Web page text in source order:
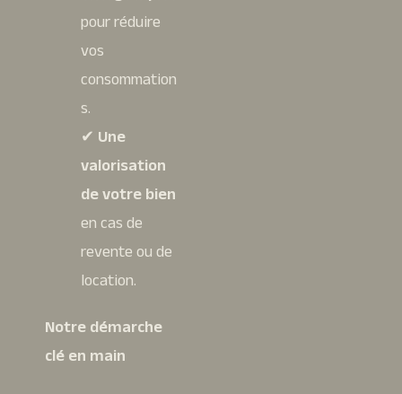
pour réduire
vos
consommation
s.
✔ Une
valorisation
de votre bien
en cas de
revente ou de
location.
Notre démarche
clé en main